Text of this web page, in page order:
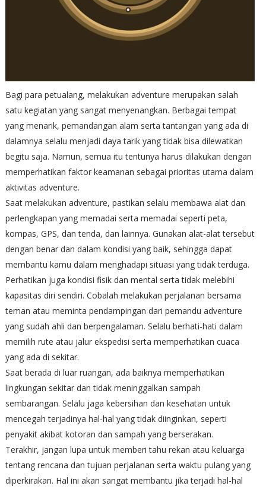
Bagi para petualang, melakukan adventure merupakan salah
satu kegiatan yang sangat menyenangkan. Berbagai tempat
yang menarik, pemandangan alam serta tantangan yang ada di
dalamnya selalu menjadi daya tarik yang tidak bisa dilewatkan
begitu saja. Namun, semua itu tentunya harus dilakukan dengan
memperhatikan faktor keamanan sebagai prioritas utama dalam
aktivitas adventure.
Saat melakukan adventure, pastikan selalu membawa alat dan
perlengkapan yang memadai serta memadai seperti peta,
kompas, GPS, dan tenda, dan lainnya. Gunakan alat-alat tersebut
dengan benar dan dalam kondisi yang baik, sehingga dapat
membantu kamu dalam menghadapi situasi yang tidak terduga.
Perhatikan juga kondisi fisik dan mental serta tidak melebihi
kapasitas diri sendiri. Cobalah melakukan perjalanan bersama
teman atau meminta pendampingan dari pemandu adventure
yang sudah ahli dan berpengalaman. Selalu berhati-hati dalam
memilih rute atau jalur ekspedisi serta memperhatikan cuaca
yang ada di sekitar.
Saat berada di luar ruangan, ada baiknya memperhatikan
lingkungan sekitar dan tidak meninggalkan sampah
sembarangan. Selalu jaga kebersihan dan kesehatan untuk
mencegah terjadinya hal-hal yang tidak diinginkan, seperti
penyakit akibat kotoran dan sampah yang berserakan.
Terakhir, jangan lupa untuk memberi tahu rekan atau keluarga
tentang rencana dan tujuan perjalanan serta waktu pulang yang
diperkirakan. Hal ini akan sangat membantu jika terjadi hal-hal